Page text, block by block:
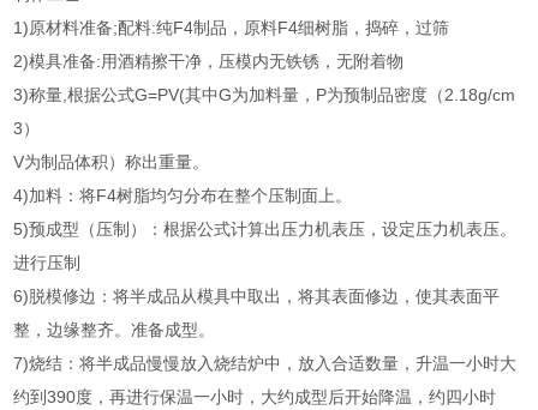
1)原材料准备;配料:纯F4制品，原料F4细树脂，捣碎，过筛
2)模具准备:用酒精擦干净，压模内无铁锈，无附着物
3)称量,根据公式G=PV(其中G为加料量，P为预制品密度（2.18g/cm
3）
V为制品体积）称出重量。
4)加料：将F4树脂均匀分布在整个压制面上。
5)预成型（压制）：根据公式计算出压力机表压，设定压力机表压。
进行压制
6)脱模修边：将半成品从模具中取出，将其表面修边，使其表面平
整，边缘整齐。准备成型。
7)烧结：将半成品慢慢放入烧结炉中，放入合适数量，升温一小时大
约到390度，再进行保温一小时，大约成型后开始降温，约四小时